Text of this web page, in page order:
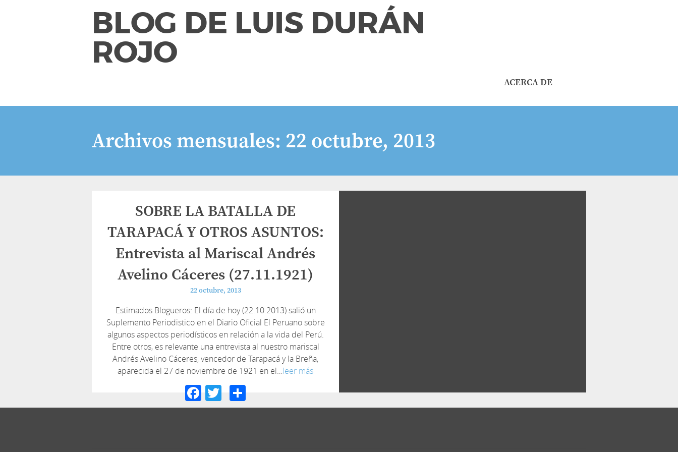
BLOG DE LUIS DURÁN
ROJO
ACERCA DE
Archivos mensuales: 22 octubre, 2013
SOBRE LA BATALLA DE
TARAPACÁ Y OTROS ASUNTOS:
Entrevista al Mariscal Andrés
Avelino Cáceres (27.11.1921)
22 octubre, 2013
Estimados Blogueros: El día de hoy (22.10.2013) salió un
Suplemento Periodistico en el Diario Oficial El Peruano sobre
algunos aspectos periodísticos en relación a la vida del Perú.
Entre otros, es relevante una entrevista al nuestro mariscal
Andrés Avelino Cáceres, vencedor de Tarapacá y la Breña,
aparecida el 27 de noviembre de 1921 en el…leer más
Facebook
Twitter